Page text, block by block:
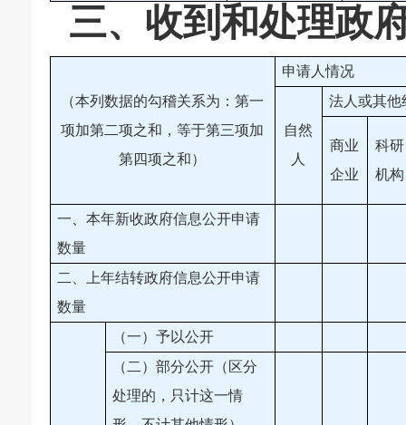
三、收到和处理政
（本列数据的勾稽关系为：第一
项加第二项之和，等于第三项加
第四项之和）
申请人情况
自然
人
法人或其他
商业
企业
科研
机构
一、本年新收政府信息公开申请
数量
二、上年结转政府信息公开申请
数量
（一）予以公开
（二）部分公开（区分
处理的，只计这一情